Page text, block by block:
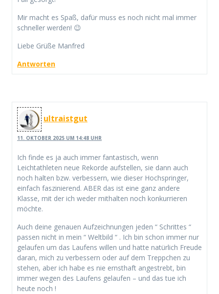
Mir macht es Spaß, dafür muss es noch nicht mal immer
schneller werden! 😉
Liebe Grüße Manfred
Antworten
ultraistgut
11. OKTOBER 2025 UM 14:48 UHR
Ich finde es ja auch immer fantastisch, wenn
Leichtathleten neue Rekorde aufstellen, sie dann auch
noch halten bzw. verbessern, wie dieser Hochspringer,
einfach faszinierend. ABER das ist eine ganz andere
Klasse, mit der ich weder mithalten noch konkurrieren
möchte.
Auch deine genauen Aufzeichnungen jeden “ Schrittes “
passen nicht in mein “ Weltbild “ . Ich bin schon immer nur
gelaufen um das Laufens willen und hatte natürlich Freude
daran, mich zu verbessern oder auf dem Treppchen zu
stehen, aber ich habe es nie ernsthaft angestrebt, bin
immer wegen des Laufens gelaufen – und das tue ich
heute noch !